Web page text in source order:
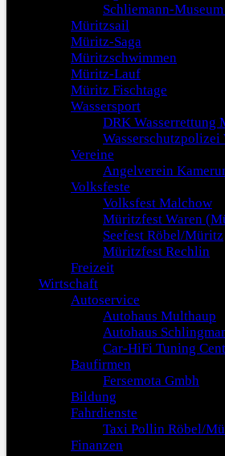
Schliemann-
Müritzsail
Müritz-Saga
Müritzschwimmen
Müritz-Lauf
Müritz Fischtage
Wassersport
DRK Wasserrettung
Vereine
Angelverein
Volksfeste
Volksfest Malchow
Müritzfest Waren
Seefest Röbel/Müritz
Müritzfest Rechlin
Freizeit
Wirtschaft
Autoservice
Autohaus Multhaup
Autohaus
Car-HiFi Tuning
Baufirmen
Fersemota Gmbh
Bildung
Fahrdienste
Taxi Pollin Röbel/
Finanzen